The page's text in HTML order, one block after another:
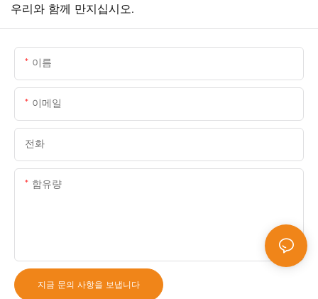
우리와 함께 만지십시오.
이름
이메일
전화
함유량
지금 문의 사항을 보냅니다